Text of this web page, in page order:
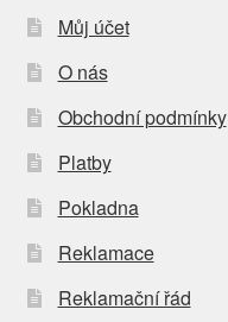
Můj účet
O nás
Obchodní podmínky
Platby
Pokladna
Reklamace
Reklamační řád